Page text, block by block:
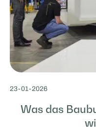
23-01-2026
Was das